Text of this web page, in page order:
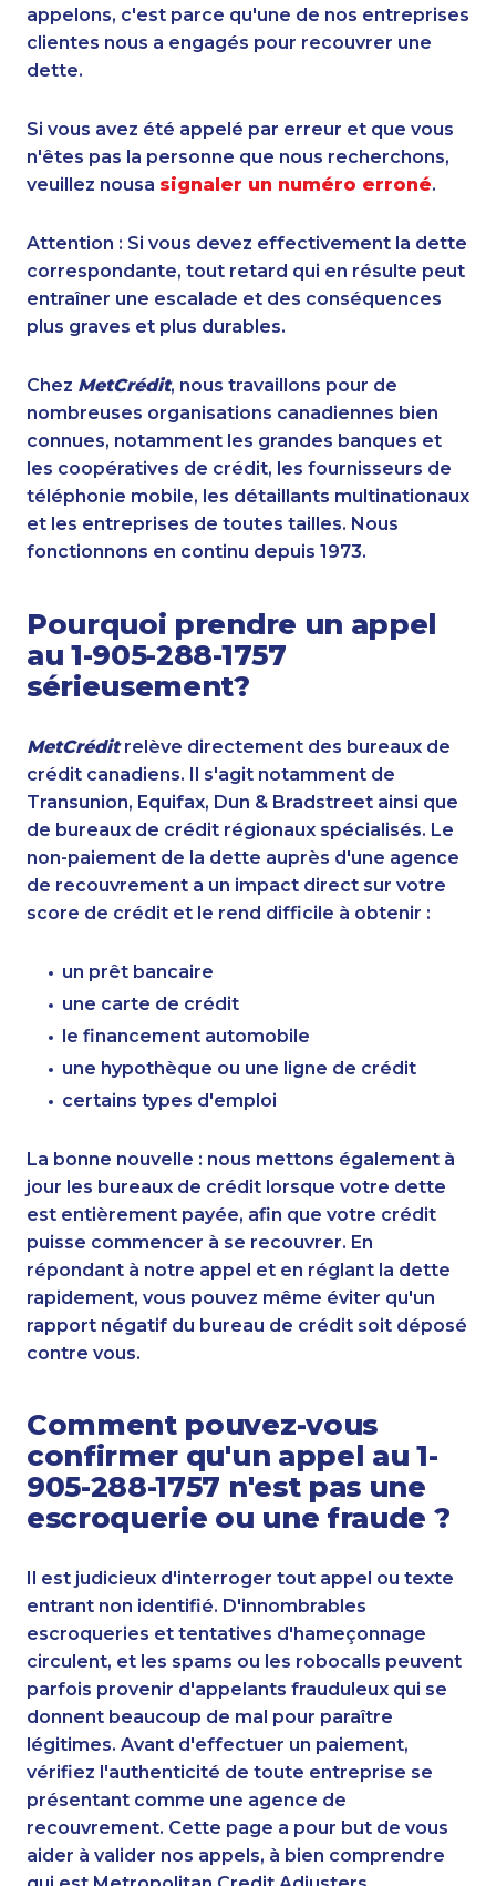
appelons, c'est parce qu'une de nos entreprises
clientes nous a engagés pour recouvrer une
dette.
Si vous avez été appelé par erreur et que vous
n'êtes pas la personne que nous recherchons,
veuillez nousa signaler un numéro erroné.
Attention : Si vous devez effectivement la dette
correspondante, tout retard qui en résulte peut
entraîner une escalade et des conséquences
plus graves et plus durables.
Chez MetCrédit, nous travaillons pour de
nombreuses organisations canadiennes bien
connues, notamment les grandes banques et
les coopératives de crédit, les fournisseurs de
téléphonie mobile, les détaillants multinationaux
et les entreprises de toutes tailles. Nous
fonctionnons en continu depuis 1973.
Pourquoi prendre un appel
au 1-905-288-1757
sérieusement?
MetCréditrelève directement des bureaux de
crédit canadiens. Il s'agit notamment de
Transunion, Equifax, Dun & Bradstreet ainsi que
de bureaux de crédit régionaux spécialisés. Le
non-paiement de la dette auprès d'une agence
de recouvrement a un impact direct sur votre
score de crédit et le rend difficile à obtenir :
un prêt bancaire
une carte de crédit
le financement automobile
une hypothèque ou une ligne de crédit
certains types d'emploi
La bonne nouvelle : nous mettons également à
jour les bureaux de crédit lorsque votre dette
est entièrement payée, afin que votre crédit
puisse commencer à se recouvrer. En
répondant à notre appel et en réglant la dette
rapidement, vous pouvez même éviter qu'un
rapport négatif du bureau de crédit soit déposé
contre vous.
Comment pouvez-vous
confirmer qu'un appel au 1-
905-288-1757 n'est pas une
escroquerie ou une fraude ?
Il est judicieux d'interroger tout appel ou texte
entrant non identifié. D'innombrables
escroqueries et tentatives d'hameçonnage
circulent, et les spams ou les robocalls peuvent
parfois provenir d'appelants frauduleux qui se
donnent beaucoup de mal pour paraître
légitimes. Avant d'effectuer un paiement,
vérifiez l'authenticité de toute entreprise se
présentant comme une agence de
recouvrement. Cette page a pour but de vous
aider à valider nos appels, à bien comprendre